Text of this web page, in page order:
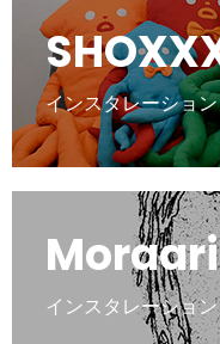
インスタレーション
インスタレーショ